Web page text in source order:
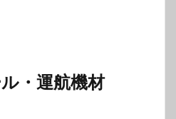
・運航機材